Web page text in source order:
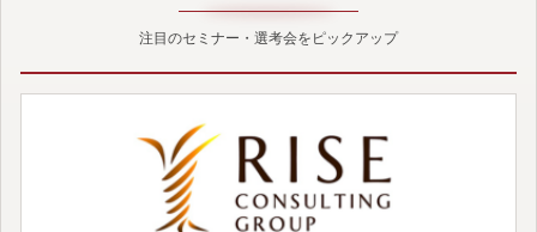
注目のセミナー・選考会をピックアップ